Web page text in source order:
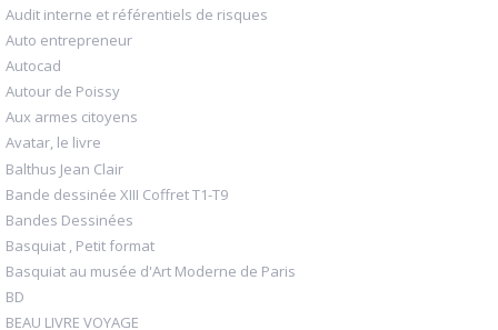
Audit interne et référentiels de risques
Auto entrepreneur
Autocad
Autour de Poissy
Aux armes citoyens
Avatar, le livre
Balthus Jean Clair
Bande dessinée XIII Coffret T1-T9
Bandes Dessinées
Basquiat , Petit format
Basquiat au musée d'Art Moderne de Paris
BD
BEAU LIVRE VOYAGE